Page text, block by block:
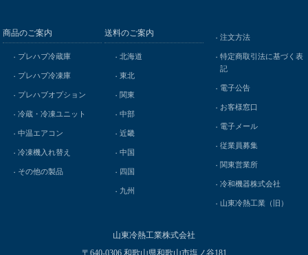
商品のご案内
プレハブ冷蔵庫
プレハブ冷凍庫
プレハブオプション
冷蔵・冷凍ユニット
中温エアコン
冷凍機入れ替え
その他の製品
送料のご案内
北海道
東北
関東
中部
近畿
中国
四国
九州
注文方法
特定商取引法に基づく表
記
電子公告
お客様窓口
電子メール
従業員募集
関東営業所
冷和機器株式会社
山東冷熱工業（旧）
山東冷熱工業株式会社
〒640-0306 和歌山県和歌山市塩ノ谷181